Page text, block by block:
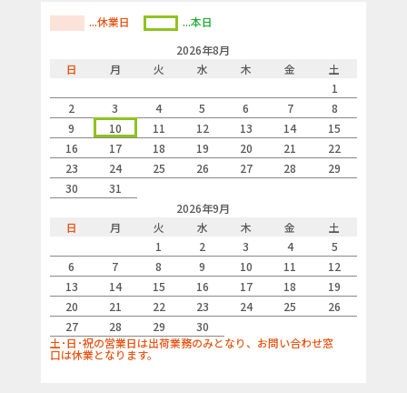
...休業日
...本日
2026年8月
日
月 火 水 木 金
土
1
2
3 4 5 6 7
8
9
10 11 12 13 14
15
16
17 18 19 20 21
22
23
24 25 26 27 28
29
30
31
2026年9月
日
月 火 水 木 金
土
1
2 3 4
5
6
7 8 9 10 11
12
13
14 15 16 17 18
19
20
21 22 23 24 25
26
27
28 29
30
土･日･祝の営業日は出荷業務のみとなり、お問い合わせ窓
口は休業となります。